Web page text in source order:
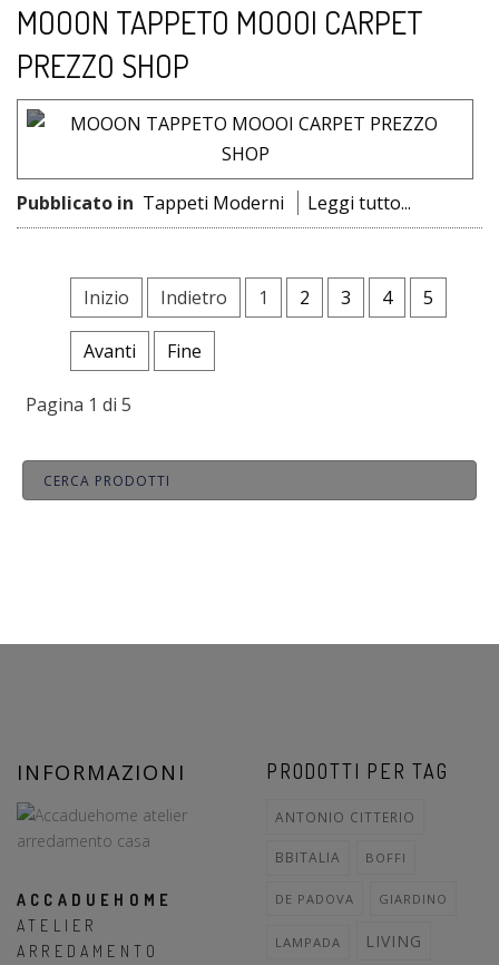
MOOON TAPPETO MOOOI CARPET
PREZZO SHOP
Pubblicato in Tappeti Moderni Leggi tutto...
Inizio Indietro 1 2 3 4 5
Avanti Fine
Pagina 1 di 5
INFORMAZIONI
ACCADUEHOME
ATELIER
ARREDAMENTO
PRODOTTI PER TAG
ANTONIO CITTERIO
BBITALIA BOFFI
DE PADOVA GIARDINO
LAMPADA LIVING